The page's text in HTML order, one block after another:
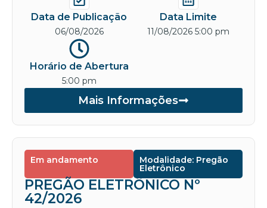
Data de Publicação
06/08/2026
Data Limite
11/08/2026 5:00 pm
Horário de Abertura
5:00 pm
Mais Informações
Em andamento Modalidade: Pregão
Eletrônico
PREGÃO ELETRÔNICO Nº
42/2026